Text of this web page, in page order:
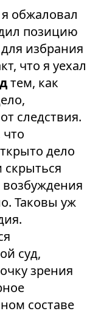
обжаловал
позицию
избрания
что я уехал
тем, как
следствия.
дело
скрыться
возбуждения
Таковы уж
суд,
зрения
составе